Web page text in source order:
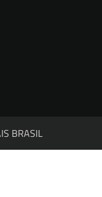
BRASIL